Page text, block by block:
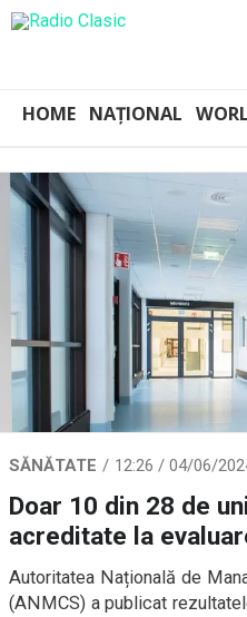
HOME NAȚIONAL
SĂNĂTATE 12:26 / 04/06/
Doar 10 din 28 de
acreditate la
Autoritatea Națională de
(ANMCS) a publicat